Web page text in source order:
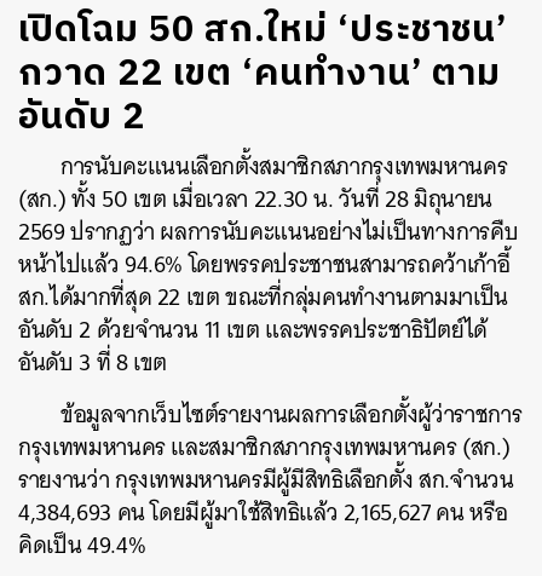
เปิดโฉม 50 สก.ใหม่ ‘ประชาชน’
กวาด 22 เขต ‘คนทำงาน’ ตาม
อันดับ 2
การนับคะแนนเลือกตั้งสมาชิกสภากรุงเทพมหานคร
(สก.) ทั้ง 50 เขต เมื่อเวลา 22.30 น. วันที่ 28 มิถุนายน
2569 ปรากฏว่า ผลการนับคะแนนอย่างไม่เป็นทางการคืบ
หน้าไปแล้ว 94.6% โดยพรรคประชาชนสามารถคว้าเก้าอี้
สก.ได้มากที่สุด 22 เขต ขณะที่กลุ่มคนทำงานตามมาเป็น
อันดับ 2 ด้วยจำนวน 11 เขต และพรรคประชาธิปัตย์ได้
อันดับ 3 ที่ 8 เขต
ข้อมูลจากเว็บไซต์รายงานผลการเลือกตั้งผู้ว่าราชการ
กรุงเทพมหานคร และสมาชิกสภากรุงเทพมหานคร (สก.)
รายงานว่า กรุงเทพมหานครมีผู้มีสิทธิเลือกตั้ง สก.จำนวน
4,384,693 คน โดยมีผู้มาใช้สิทธิแล้ว 2,165,627 คน หรือ
คิดเป็น 49.4%